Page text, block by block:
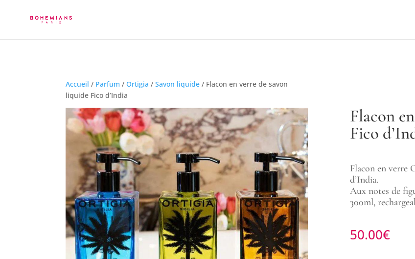
Accueil / Parfum /Ortigia /Savon liquide / Flacon en verre de savon
liquide Fico d’India
Flacon
Fico
Flacon en verre
d’India.
Aux notes de
300ml,
50.00€